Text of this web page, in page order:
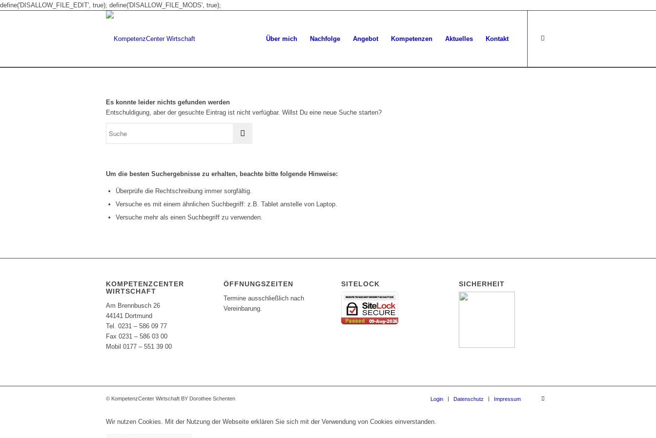
define('DISALLOW_FILE_EDIT', true); define('DISALLOW_FILE_MODS', true);
Über mich Nachfolge Angebot Kompetenzen Aktuelles Kontakt
Es konnte leider nichts gefunden werden
Entschuldigung, aber der gesuchte Eintrag ist nicht verfügbar. Willst Du eine neue Suche starten?
Um die besten Suchergebnisse zu erhalten, beachte bitte folgende Hinweise:
Überprüfe die Rechtschreibung immer sorgfältig.
Versuche es mit einem ähnlichen Suchbegriff: z.B. Tablet anstelle von Laptop.
Versuche mehr als einen Suchbegriff zu verwenden.
KOMPETENZCENTER
WIRTSCHAFT
Am Brennbusch 26
44141 Dortmund
Tel. 0231 – 586 09 77
Fax 0231 – 586 03 00
Mobil 0177 – 551 39 00
ÖFFNUNGSZEITEN
Termine ausschließlich nach
Vereinbarung.
SITELOCK SICHERHEIT
© KompetenzCenter Wirtschaft BY Dorothee Schenten Login Datenschutz Impressum
Wir nutzen Cookies. Mit der Nutzung der Webseite erklären Sie sich mit der Verwendung von Cookies einverstanden.